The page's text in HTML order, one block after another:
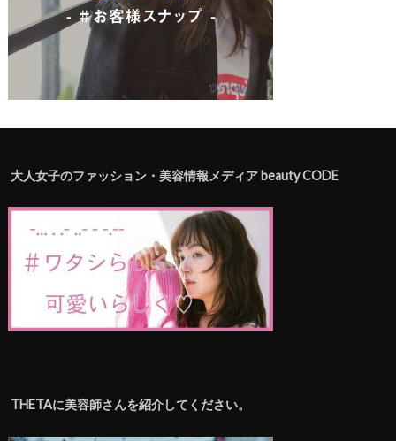
大人女子のファッション・美容情報メディア beauty CODE
THETAに美容師さんを紹介してください。